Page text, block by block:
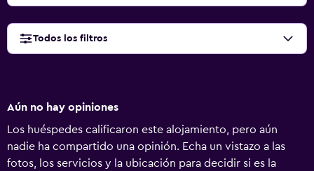
Todos los filtros
Aún no hay opiniones
Los huéspedes calificaron este alojamiento, pero aún
nadie ha compartido una opinión. Echa un vistazo a las
fotos, los servicios y la ubicación para decidir si es la